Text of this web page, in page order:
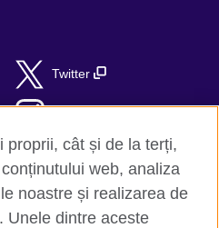
Twitter
RSS
proprii, cât și de la terți,
web, analiza
noastre și realizarea de
Unele dintre aceste